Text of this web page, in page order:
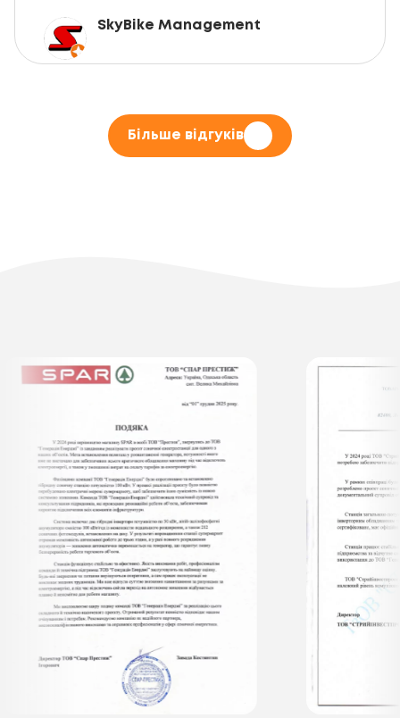
SkyBike Management
Більше відгуків